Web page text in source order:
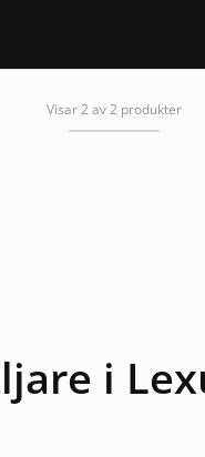
Visar 2 av 2 produkter
i